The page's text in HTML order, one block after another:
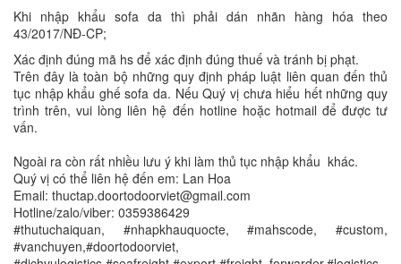
Khi nhập khẩu sofa da thì phải dán nhãn hàng hóa theo
43/2017/NĐ-CP;
Xác định đúng mã hs để xác định đúng thuế và tránh bị phạt.
Trên đây là toàn bộ những quy định pháp luật liên quan đến thủ
tục nhập khẩu ghế sofa da. Nếu Quý vị chưa hiểu hết những quy
trình trên, vui lòng liên hệ đến hotline hoặc hotmail để được tư
vấn.
Ngoài ra còn rất nhiều lưu ý khi làm thủ tục nhập khẩu khác.
Quý vị có thể liên hệ đến em: Lan Hoa
Email: thuctap.doortodoorviet@gmail.com
Hotline/zalo/viber: 0359386429
#thutuchaiquan, #nhapkhauquocte, #mahscode, #custom,
#vanchuyen,#doortodoorviet,